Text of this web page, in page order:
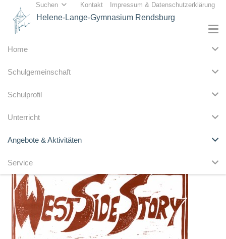
Suchen Kontakt Impressum & Datenschutzerklärung
Helene-Lange-Gymnasium Rendsburg
Home
Schulgemeinschaft
Schulprofil
Unterricht
Angebote & Aktivitäten
Service
Eine „Story“ mit reifer Leistung
Publikum bejubelt die neue Musical-Produktion des Helene-